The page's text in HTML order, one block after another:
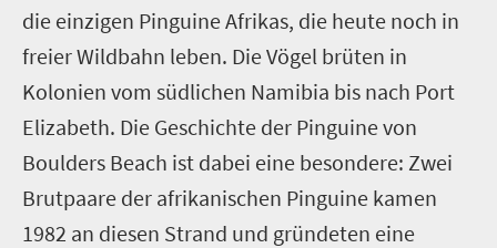
die einzigen Pinguine Afrikas, die heute noch in
freier Wildbahn leben. Die Vögel brüten in
Kolonien vom südlichen Namibia bis nach Port
Elizabeth. Die Geschichte der Pinguine von
Boulders Beach ist dabei eine besondere: Zwei
Brutpaare der afrikanischen Pinguine kamen
1982 an diesen Strand und gründeten eine